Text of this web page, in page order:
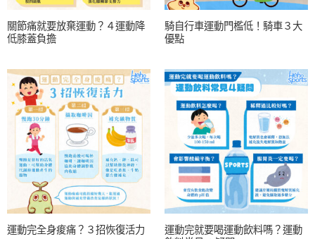
關節痛就要放棄運動？４運動降
低膝蓋負擔
騎自行車運動門檻低！騎車３大
優點
運動完全身痠痛？３招恢復活力
運動完就要喝運動飲料嗎？運動